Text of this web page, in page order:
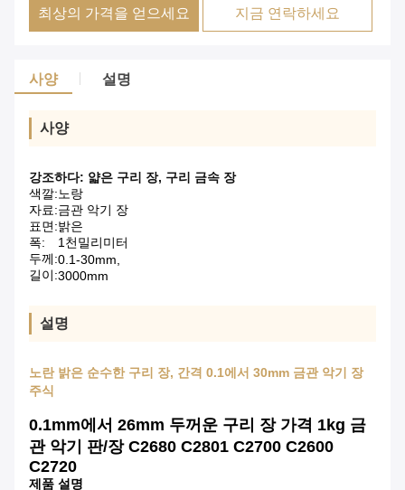
최상의 가격을 얻으세요 지금 연락하세요
사양 설명
사양
강조하다: 얇은 구리 장, 구리 금속 장
색깔:노랑
자료:금관 악기 장
표면:밝은
폭:
1천밀리미터
두께:0.1-30mm,
길이:3000mm
설명
노란 밝은 순수한 구리 장, 간격 0.1에서 30mm 금관 악기 장
주식
0.1mm에서 26mm 두꺼운 구리 장 가격 1kg 금
관 악기 판/장 C2680 C2801 C2700 C2600
C2720
제품 설명